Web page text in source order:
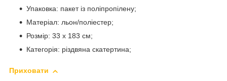
Упаковка: пакет із поліпропілену;
Матеріал: льон/поліестер;
Розмір: 33 х 183 см;
Категорія: різдвяна скатертина;
Приховати